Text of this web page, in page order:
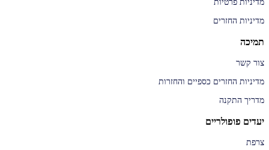
מדיניות פרטיות
מדיניות החזרים
תמיכה
צור קשר
מדיניות החזרים כספיים והחזרות
מדריך התקנה
יעדים פופולריים
צרפת